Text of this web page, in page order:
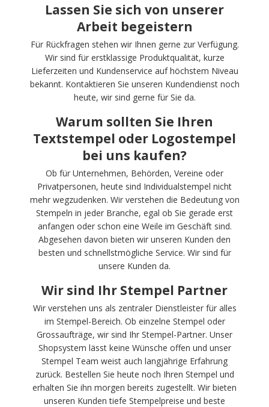
Lassen Sie sich von unserer
Arbeit begeistern
Für Rückfragen stehen wir Ihnen gerne zur Verfügung.
Wir sind für erstklassige Produktqualität, kurze
Lieferzeiten und Kundenservice auf höchstem Niveau
bekannt. Kontaktieren Sie unseren Kundendienst noch
heute, wir sind gerne für Sie da.
Warum sollten Sie Ihren
Textstempel oder Logostempel
bei uns kaufen?
Ob für Unternehmen, Behörden, Vereine oder
Privatpersonen, heute sind Individualstempel nicht
mehr wegzudenken. Wir verstehen die Bedeutung von
Stempeln in jeder Branche, egal ob Sie gerade erst
anfangen oder schon eine Weile im Geschäft sind.
Abgesehen davon bieten wir unseren Kunden den
besten und schnellstmögliche Service. Wir sind für
unsere Kunden da.
Wir sind Ihr Stempel Partner
Wir verstehen uns als zentraler Dienstleister für alles
im Stempel-Bereich. Ob einzelne Stempel oder
Grossaufträge, wir sind Ihr Stempel-Partner. Unser
Shopsystem lässt keine Wünsche offen und unser
Stempel Team weist auch langjährige Erfahrung
zurück. Bestellen Sie heute noch Ihren Stempel und
erhalten Sie ihn morgen bereits zugestellt. Wir bieten
unseren Kunden tiefe Stempelpreise und beste